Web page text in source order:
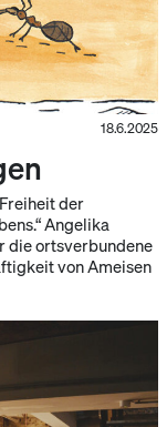
18.6.2025
der
Angelika
die ortsverbundene
von Ameisen